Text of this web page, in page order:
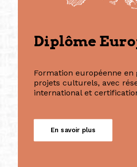
Diplôme
Formation européenne en
projets culturels, avec
international et
En savoir plus